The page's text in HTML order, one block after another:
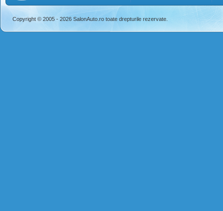
Copyright © 2005 - 2026 SalonAuto.ro toate drepturile rezervate.